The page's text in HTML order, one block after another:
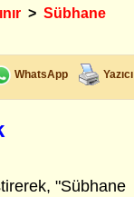
> Sübhane
WhatsApp Yazıcı
"Sübhane